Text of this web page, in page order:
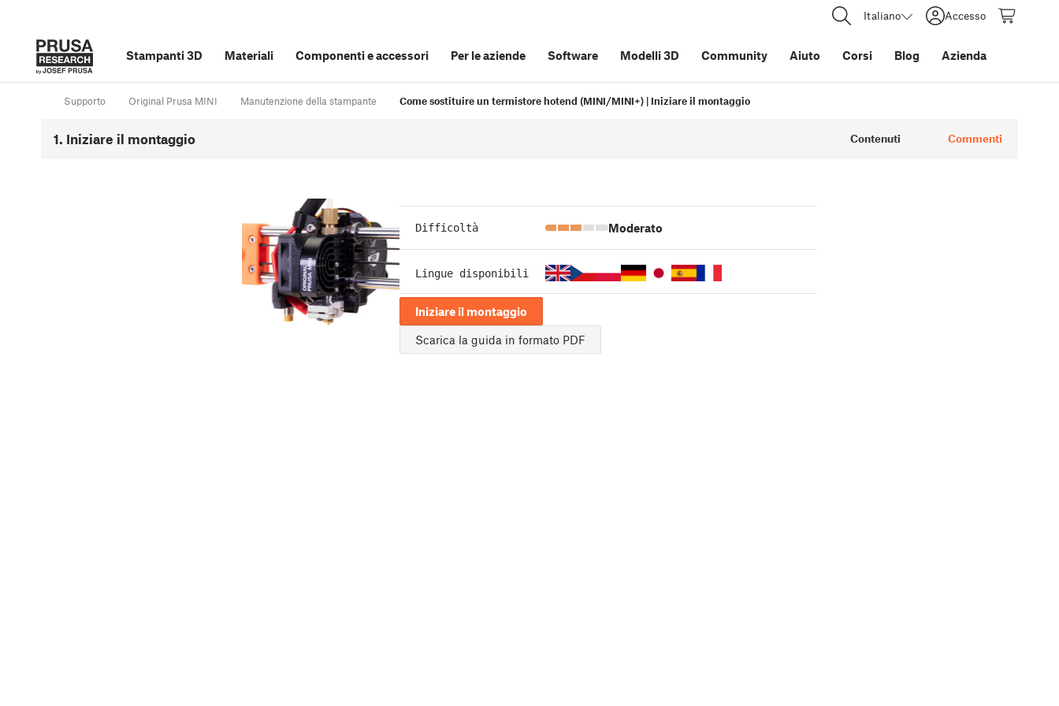
Italiano Accesso
Stampanti 3D Materiali Componenti e accessori Per le aziende Software Modelli 3D Community Aiuto Corsi Blog Azienda
Supporto Original Prusa MINI Manutenzione della stampante Come sostituire un termistore hotend (MINI/MINI+) | Iniziare il montaggio
1. Iniziare il montaggio Contenuti Commenti
Difficoltà Moderato
Lingue disponibili
Iniziare il montaggio
Scarica la guida in formato PDF